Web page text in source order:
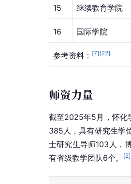
15 继续教育学院
16 国际学院
参考资料： [7] [22]
师资力量
截至2025年5月，怀化
385人，具有研究生学
士研究生导师103人，
有省级教学团队6个。
[2]